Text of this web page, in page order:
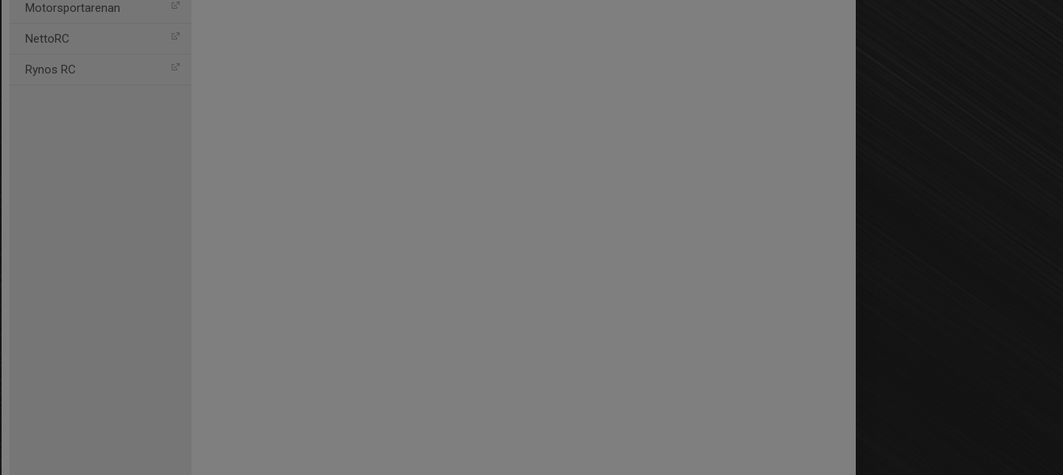
Motorsportarenan
NettoRC
Rynos RC